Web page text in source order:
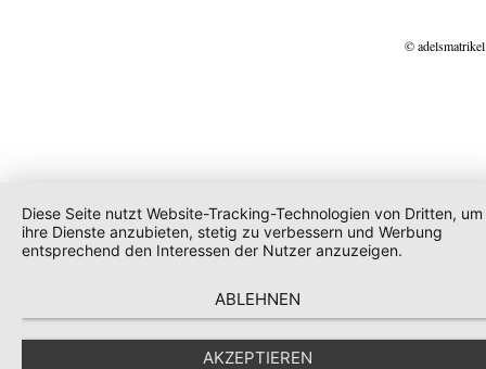
©
Diese Seite nutzt Website-Tracking-Technologien von Dritten, um
ihre Dienste anzubieten, stetig zu verbessern und Werbung
entsprechend den Interessen der Nutzer anzuzeigen.
ABLEHNEN
AKZEPTIEREN